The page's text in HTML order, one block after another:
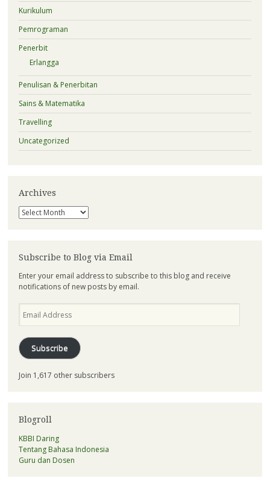
Kurikulum
Pemrograman
Penerbit
Erlangga
Penulisan & Penerbitan
Sains & Matematika
Travelling
Uncategorized
Archives
Archives
Subscribe to Blog via Email
Enter your email address to subscribe to this blog and receive
notifications of new posts by email.
Address
Subscribe
Join 1,617 other subscribers
Blogroll
KBBI Daring
Tentang Bahasa Indonesia
Guru dan Dosen